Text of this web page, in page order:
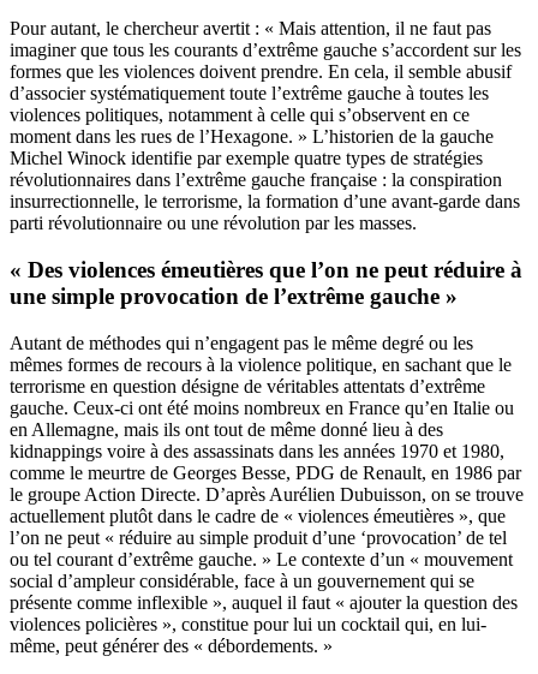
Pour autant, le chercheur avertit : « Mais attention, il ne faut pas
imaginer que tous les courants d’extrême gauche s’accordent sur les
formes que les violences doivent prendre. En cela, il semble abusif
d’associer systématiquement toute l’extrême gauche à toutes les
violences politiques, notamment à celle qui s’observent en ce
moment dans les rues de l’Hexagone. » L’historien de la gauche
Michel Winock identifie par exemple quatre types de stratégies
révolutionnaires dans l’extrême gauche française : la conspiration
insurrectionnelle, le terrorisme, la formation d’une avant-garde dans
parti révolutionnaire ou une révolution par les masses.
« Des violences émeutières que l’on ne peut réduire à
une simple provocation de l’extrême gauche »
Autant de méthodes qui n’engagent pas le même degré ou les
mêmes formes de recours à la violence politique, en sachant que le
terrorisme en question désigne de véritables attentats d’extrême
gauche. Ceux-ci ont été moins nombreux en France qu’en Italie ou
en Allemagne, mais ils ont tout de même donné lieu à des
kidnappings voire à des assassinats dans les années 1970 et 1980,
comme le meurtre de Georges Besse, PDG de Renault, en 1986 par
le groupe Action Directe. D’après Aurélien Dubuisson, on se trouve
actuellement plutôt dans le cadre de « violences émeutières », que
l’on ne peut « réduire au simple produit d’une ‘provocation’ de tel
ou tel courant d’extrême gauche. » Le contexte d’un « mouvement
social d’ampleur considérable, face à un gouvernement qui se
présente comme inflexible », auquel il faut « ajouter la question des
violences policières », constitue pour lui un cocktail qui, en lui-
même, peut générer des « débordements. »